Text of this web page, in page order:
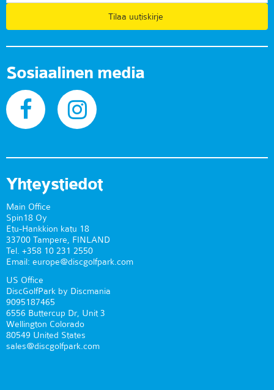
Tilaa uutiskirje
Sosiaalinen media
Yhteystiedot
Main Office
Spin18 Oy
Etu-Hankkion katu 18
33700 Tampere, FINLAND
Tel. +358 10 231 2550
Email: europe@discgolfpark.com
US Office
DiscGolfPark by Discmania
9095187465
6556 Buttercup Dr, Unit 3
Wellington Colorado
80549 United States
sales@discgolfpark.com